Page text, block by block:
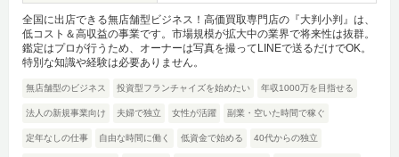
全国に出店できる無店舗型ビジネス！高価買取専門店の『大判小判』は、
低コスト＆高収益の事業です。市場規模が拡大中の業界で将来性は抜群。
鑑定はプロが行うため、オーナーは写真を撮ってLINEで送るだけでOK。
特別な知識や経験は必要ありません。
無店舗型のビジネス 投資型フランチャイズを始めたい 年収1000万を目指せる
法人の新規事業向け 夫婦で独立 女性が活躍 副業・空いた時間で稼ぐ
定年なしの仕事 自由な時間に働く 低資金で始める 40代からの独立